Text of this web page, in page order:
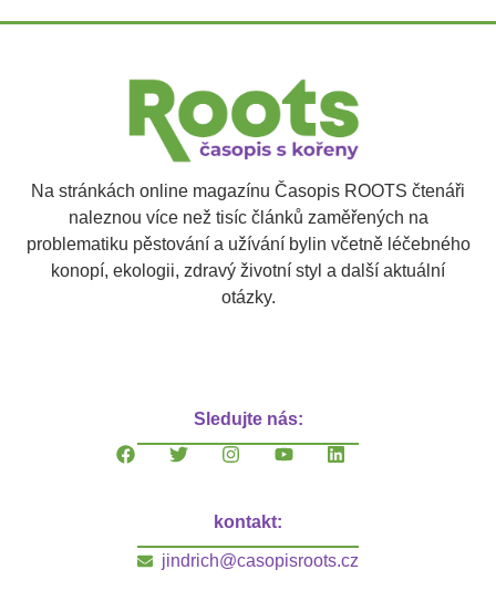
Na stránkách online magazínu Časopis ROOTS čtenáři
naleznou více než tisíc článků zaměřených na
problematiku pěstování a užívání bylin včetně léčebného
konopí, ekologii, zdravý životní styl a další aktuální
otázky.
Sledujte nás:
kontakt:
jindrich@casopisroots.cz